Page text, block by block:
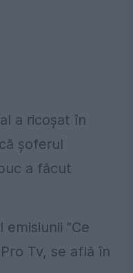
a ricoșat în
șoferul
a făcut
”Ce
Tv, se află în